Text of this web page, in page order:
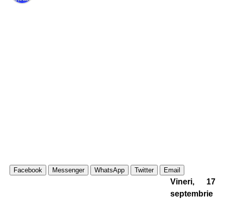
Facebook Messenger WhatsApp Twitter Email
Vineri, 17
septembrie